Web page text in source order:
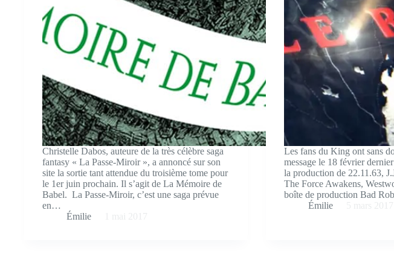
Christelle Dabos, auteure de la très célèbre saga
fantasy « La Passe-Miroir », a annoncé sur son
site la sortie tant attendue du troisième tome pour
le 1er juin prochain. Il s’agit de La Mémoire de
Babel. La Passe-Miroir, c’est une saga prévue
en…
Émilie
Les fans du King ont sans
message le 18 février
la production de 22.11.63,
The Force Awakens,
boîte de production Bad
Émilie